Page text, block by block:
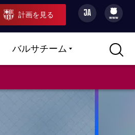
計画を見る JA
filled-badge
www
バルサチームLABEL.ARIA.CARETDOWN